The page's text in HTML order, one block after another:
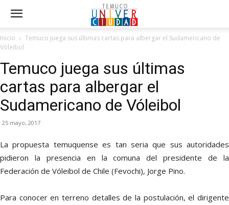
Inicio
Temuco juega sus últimas cartas para albergar el Sudamericano de
Vóleibol
Temuco juega sus últimas
cartas para albergar el
Sudamericano de Vóleibol
25 mayo, 2017
La propuesta temuquense es tan seria que sus autoridades
pidieron la presencia en la comuna del presidente de la
Federación de Vóleibol de Chile (Fevochi), Jorge Pino.
Para conocer en terreno detalles de la postulación, el dirigente